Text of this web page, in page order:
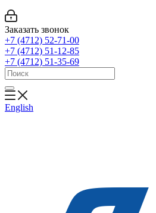
Заказать звонок
+7 (4712) 52-71-00
+7 (4712) 51-12-85
+7 (4712) 51-35-69
English